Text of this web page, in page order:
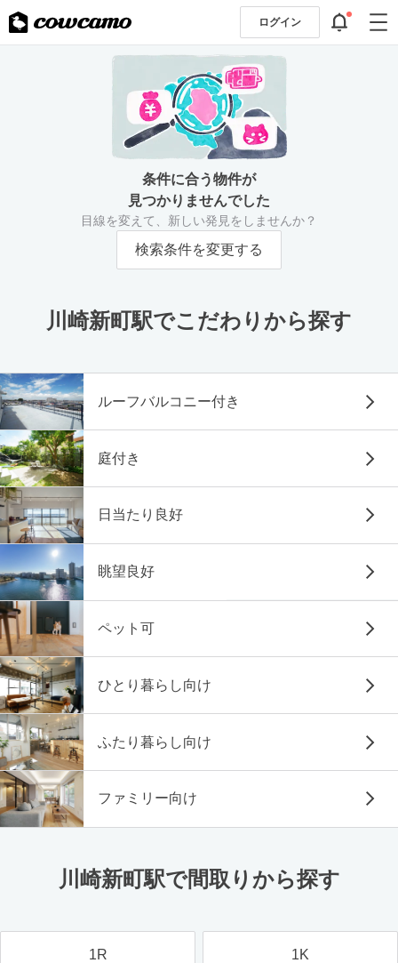
ログイン
条件に合う物件が
見つかりませんでした
目線を変えて、新しい発見をしませんか？
検索条件を変更する
川崎新町駅でこだわりから探す
ルーフバルコニー付き
庭付き
日当たり良好
眺望良好
ペット可
ひとり暮らし向け
ふたり暮らし向け
ファミリー向け
川崎新町駅で間取りから探す
1R 1K